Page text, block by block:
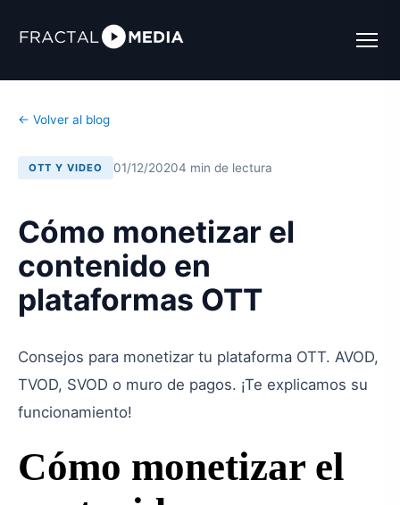
← Volver al blog
OTT Y VIDEO 01/12/20204 min de lectura
Cómo monetizar el
contenido en
plataformas OTT
Consejos para monetizar tu plataforma OTT. AVOD,
TVOD, SVOD o muro de pagos. ¡Te explicamos su
funcionamiento!
Cómo monetizar el